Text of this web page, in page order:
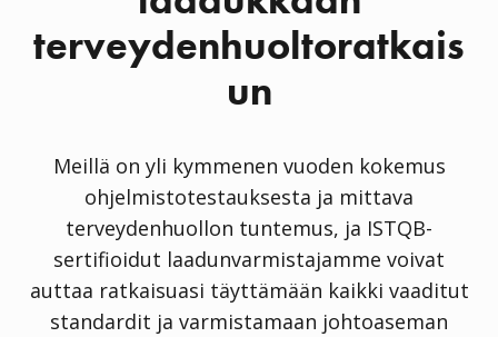
terveydenhuoltoratkais
un
Meillä on yli kymmenen vuoden kokemus
ohjelmistotestauksesta ja mittava
terveydenhuollon tuntemus, ja ISTQB-
sertifioidut laadunvarmistajamme voivat
auttaa ratkaisuasi täyttämään kaikki vaaditut
standardit ja varmistamaan johtoaseman